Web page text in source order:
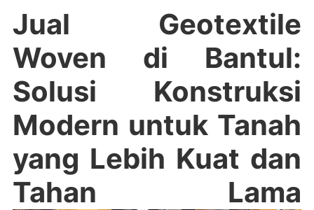
Jual Geotextile
Woven di Bantul:
Solusi Konstruksi
Modern untuk Tanah
yang Lebih Kuat dan
Tahan Lama